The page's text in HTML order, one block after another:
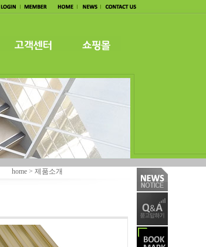
home > 제품소개